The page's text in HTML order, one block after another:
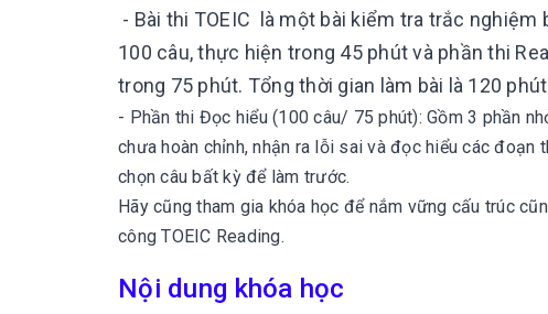
- Bài thi TOEIC là một bài kiểm tra trắc
100 câu, thực hiện trong 45 phút và phần thi
trong 75 phút. Tổng thời gian làm bài là 120
- Phần thi Đọc hiểu (100 câu/ 75 phút): Gồm 3 phần
chưa hoàn chỉnh, nhận ra lỗi sai và đọc hiểu các
chọn câu bất kỳ để làm trước.
Hãy cũng tham gia khóa học để nắm vững cấu trúc
công TOEIC Reading.
Nội dung khóa học